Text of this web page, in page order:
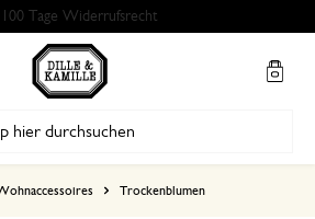
100 Tage Widerrufsrecht
Trockenblumen